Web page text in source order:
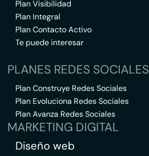
Plan Visibilidad
Plan Integral
Plan Contacto Activo
Te puede interesar
PLANES REDES SOCIALES
Plan Construye Redes Sociales
Plan Evoluciona Redes Sociales
Plan Avanza Redes Sociales
MARKETING DIGITAL
Diseño web